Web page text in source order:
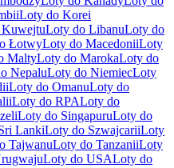
Loty do Korei
Loty do LibanuLoty do
ŁotwyLoty do MacedoniiLoty
MaltyLoty do MarokaLoty do
NepaluLoty do NiemiecLoty
Loty do OmanuLoty do
Loty do RPALoty do
Loty do SingapuruLoty do
LankiLoty do SzwajcariiLoty
TajwanuLoty do TanzaniiLoty
Loty do USALoty do